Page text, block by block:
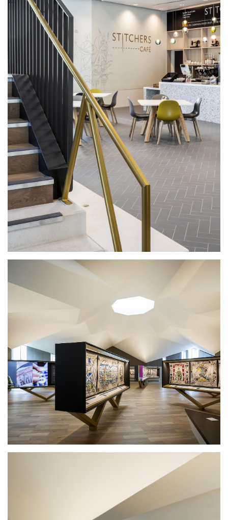
市
与
景
观
建
筑
专
极
速
工
流